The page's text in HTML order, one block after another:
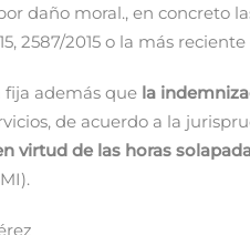
daño moral., en concreto
2587/2015 o la más
fija además que la
de acuerdo a la
virtud de las horas